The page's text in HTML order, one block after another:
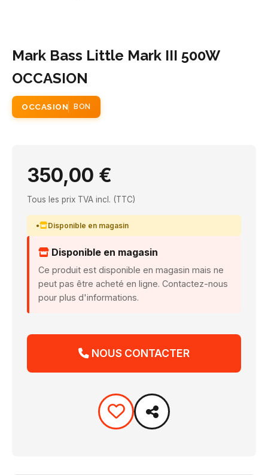
Mark Bass Little Mark III 500W
OCCASION
OCCASION BON
350,00 €
Tous les prix TVA incl. (TTC)
Disponible en magasin
Disponible en magasin
Ce produit est disponible en magasin mais ne
peut pas être acheté en ligne. Contactez-nous
pour plus d'informations.
NOUS CONTACTER